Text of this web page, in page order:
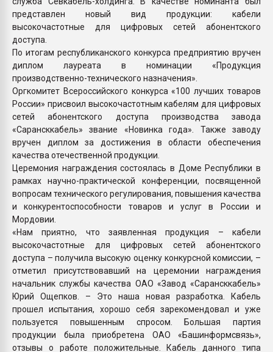
представлен новый вид продукции: кабели
высокочастотные для цифровых сетей абонентского
доступа.
По итогам республиканского конкурса предприятию вручен
диплом лауреата в номинации «Продукция
производственно-технического назначения».
Оргкомитет Всероссийского конкурса «100 лучших товаров
России» присвоил высокочастотным кабелям для цифровых
сетей абонентского доступа производства завода
«Сарансккабель» звание «Новинка года». Также заводу
вручен диплом за достижения в области обеспечения
качества отечественной продукции.
Церемония награждения состоялась в Доме Республики в
рамках научно-практической конференции, посвященной
вопросам технического регулирования, повышения качества
и конкурентоспособности товаров и услуг в России и
Мордовии.
«Нам приятно, что заявленная продукция – кабели
высокочастотные для цифровых сетей абонентского
доступа – получила высокую оценку конкурсной комиссии, –
отметил присутствовавший на церемонии награждения
начальник службы качества ОАО «Завод «Сарансккабель»
Юрий Ощепков. – Это наша новая разработка. Кабель
прошел испытания, хорошо себя зарекомендовал и уже
пользуется повышенным спросом. Большая партия
продукции была приобретена ОАО «Башинформсвязь»,
отзывы о работе положительные. Кабель данного типа